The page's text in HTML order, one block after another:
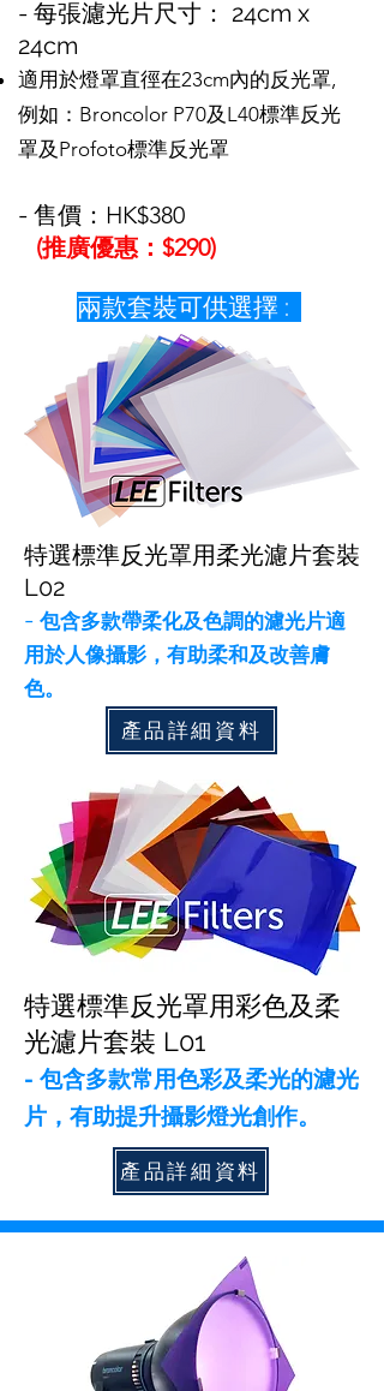
- 每張濾光片尺寸： 24cm x
24cm
適用於燈罩直徑在23cm內的反光罩,
例如：Broncolor P70及L40標準反光
罩及Profoto標準反光罩
- 售價：HK$380
(推廣優惠：$290)
兩款套裝可供選擇 :
特選標準反光罩用柔光濾片套裝
L02
- 包含多款帶柔化及色調的濾光片適
用於人像攝影，有助柔和及改善膚
色。
產品詳細資料
特選標準反光罩用彩色及柔
光濾片套裝 L01
- 包含多款常用色彩及柔光的濾光
片，有助提升攝影燈光創作。
產品詳細資料